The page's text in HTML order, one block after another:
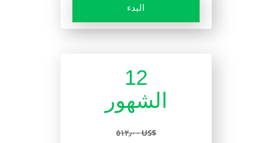
البدء
12
الشهور
٥١٢٫٠٠ US$